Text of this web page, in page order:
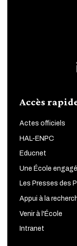
Accès
Actes officiels
HAL-ENPC
Educnet
Une École
Les Presses des
Appui à la
Venir à l'École
Intranet